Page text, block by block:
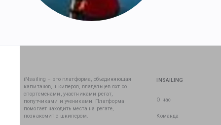
iNsailing – это платформа, объединяющая
капитанов, шкиперов, владельцев яхт со
спортсменами, участниками регат,
попутчиками и учениками. Платформа
помогает находить места на регате,
познакомит с шкипером.
INSAILING
О нас
Команда